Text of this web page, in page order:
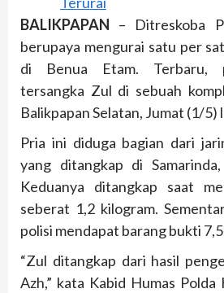
BALIKPAPAN – Ditreskoba
berupaya mengurai satu per
di Benua Etam. Terbaru,
tersangka Zul di sebuah
Balikpapan Selatan, Jumat (1/5)
Pria ini diduga bagian dari
yang ditangkap di
Keduanya ditangkap saat
seberat 1,2 kilogram.
polisi mendapat barang bukti
“Zul ditangkap dari hasil
Azh,” kata Kabid Humas Polda